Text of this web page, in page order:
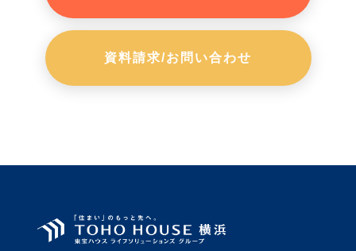
資料請求/お問い合わせ